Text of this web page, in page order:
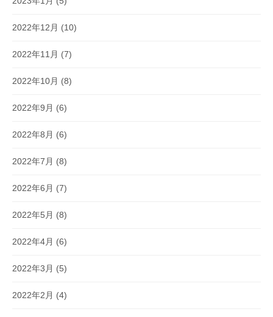
2022年12月 (10)
2022年11月 (7)
2022年10月 (8)
2022年9月 (6)
2022年8月 (6)
2022年7月 (8)
2022年6月 (7)
2022年5月 (8)
2022年4月 (6)
2022年3月 (5)
2022年2月 (4)